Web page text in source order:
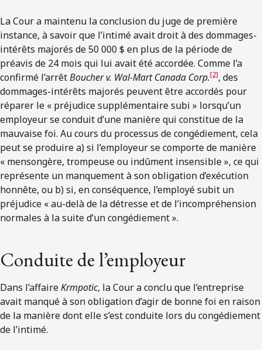
La Cour a maintenu la conclusion du juge de première
instance, à savoir que l’intimé avait droit à des dommages-
intérêts majorés de 50 000 $ en plus de la période de
préavis de 24 mois qui lui avait été accordée. Comme l’a
confirmé l’arrêtBoucher v. Wal-Mart Canada Corp.[2], des
dommages-intérêts majorés peuvent être accordés pour
réparer le « préjudice supplémentaire subi » lorsqu’un
employeur se conduit d’une manière qui constitue de la
mauvaise foi. Au cours du processus de congédiement, cela
peut se produire a) si l’employeur se comporte de manière
« mensongère, trompeuse ou indûment insensible », ce qui
représente un manquement à son obligation d’exécution
honnête, ou b) si, en conséquence, l’employé subit un
préjudice « au-delà de la détresse et de l’incompréhension
normales à la suite d’un congédiement ».
Conduite de l’employeur
Dans l’affaireKrmpotic, la Cour a conclu que l’entreprise
avait manqué à son obligation d’agir de bonne foi en raison
de la manière dont elle s’est conduite lors du congédiement
de l’intimé.